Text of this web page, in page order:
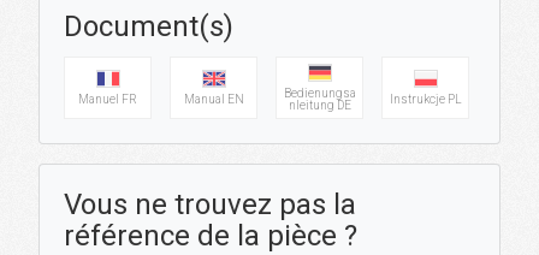
Document(s)
Manuel FR Manual EN
Bedienungsa
nleitung DE
Instrukcje PL
Vous ne trouvez pas la
référence de la pièce ?